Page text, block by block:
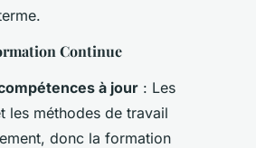
Continue
à jour : Les
les méthodes de travail
donc la formation